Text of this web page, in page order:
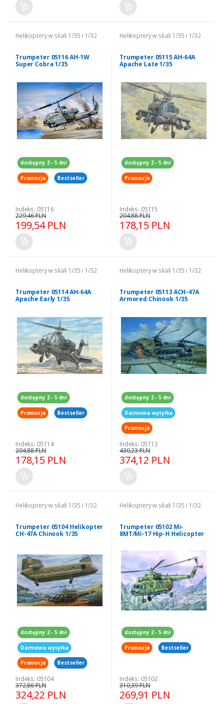
Helikoptery w skali 1/35 i 1/32
Trumpeter 05116 AH-1W
Super Cobra 1/35
dostępny 2 - 5 dni
Promocja Bestseller
Indeks: 05116
199,54 PLN
229,46 PLN
Helikoptery w skali 1/35 i 1/32
Trumpeter 05115 AH-64A
Apache Late 1/35
dostępny 2 - 5 dni
Promocja
Indeks: 05115
178,15 PLN
204,88 PLN
Helikoptery w skali 1/35 i 1/32
Trumpeter 05114 AH-64A
Apache Early 1/35
dostępny 2 - 5 dni
Promocja Bestseller
Indeks: 05114
178,15 PLN
204,88 PLN
Helikoptery w skali 1/35 i 1/32
Trumpeter 05113 ACH-47A
Armored Chinook 1/35
dostępny 2 - 5 dni
Darmowa wysyłka
Promocja
Indeks: 05113
374,12 PLN
430,23 PLN
Helikoptery w skali 1/35 i 1/32
Trumpeter 05104 Helikopter
CH-47A Chinook 1/35
dostępny 2 - 5 dni
Darmowa wysyłka
Promocja Bestseller
Indeks: 05104
324,22 PLN
372,86 PLN
Helikoptery w skali 1/35 i 1/32
Trumpeter 05102 Mi-
8MT/Mi-17 Hip-H Helicopter
dostępny 2 - 5 dni
Promocja Bestseller
Indeks: 05102
269,91 PLN
310,39 PLN